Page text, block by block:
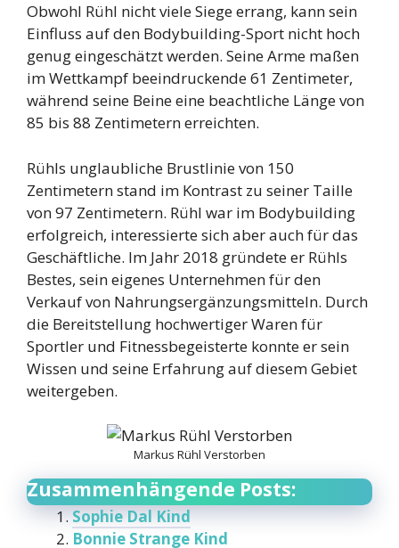
Obwohl Rühl nicht viele Siege errang, kann sein
Einfluss auf den Bodybuilding-Sport nicht hoch
genug eingeschätzt werden. Seine Arme maßen
im Wettkampf beeindruckende 61 Zentimeter,
während seine Beine eine beachtliche Länge von
85 bis 88 Zentimetern erreichten.
Rühls unglaubliche Brustlinie von 150
Zentimetern stand im Kontrast zu seiner Taille
von 97 Zentimetern. Rühl war im Bodybuilding
erfolgreich, interessierte sich aber auch für das
Geschäftliche. Im Jahr 2018 gründete er Rühls
Bestes, sein eigenes Unternehmen für den
Verkauf von Nahrungsergänzungsmitteln. Durch
die Bereitstellung hochwertiger Waren für
Sportler und Fitnessbegeisterte konnte er sein
Wissen und seine Erfahrung auf diesem Gebiet
weitergeben.
Markus Rühl Verstorben
Zusammenhängende Posts:
Sophie Dal Kind
Bonnie Strange Kind